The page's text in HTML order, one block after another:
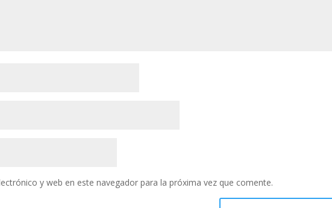
y web en este navegador para la próxima vez que comente.